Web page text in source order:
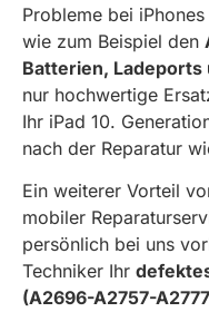
Probleme bei
wie zum Beispiel den
Batterien, Ladeports
nur hochwertige
Ihr iPad 10.
nach der Reparatur
Ein weiterer Vorteil
mobiler
persönlich bei uns
Techniker Ihr
(A2696-A2757-